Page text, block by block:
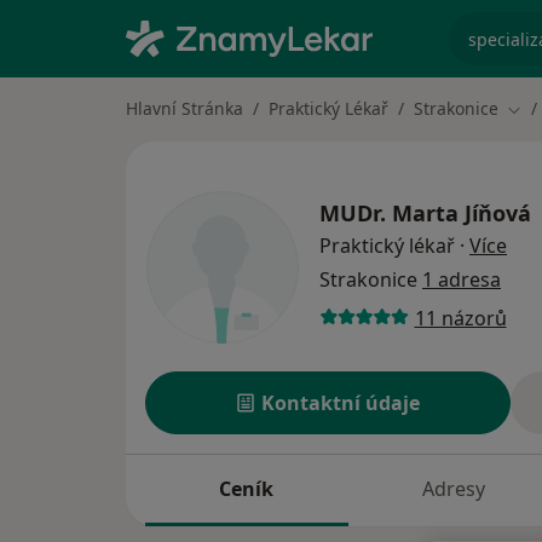
Hlavní Stránka Praktický Lékař Strakonice
MUDr. Marta Jíňová
Praktický lékař · Více
Strakonice 1 adresa
11 názorů
Kontaktní údaje
Ceník Adresy